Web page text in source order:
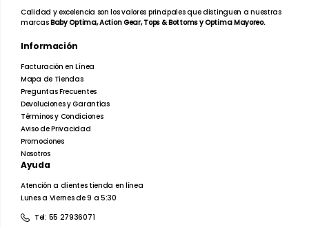
Calidad y excelencia son los valores principales que distinguen a nuestras
marcasBaby Optima, Action Gear, Tops & Bottoms y Optima Mayoreo.
Información
Facturación en Línea
Mapa de Tiendas
Preguntas Frecuentes
Devoluciones y Garantías
Términos y Condiciones
Aviso de Privacidad
Promociones
Nosotros
Ayuda
Atención a clientes tienda en línea
Lunes a Viernes de 9 a 5:30
Tel: 55 27936071